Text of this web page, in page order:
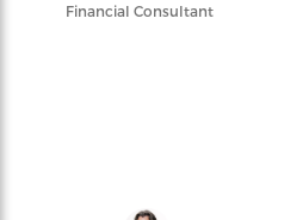
Financial Consultant